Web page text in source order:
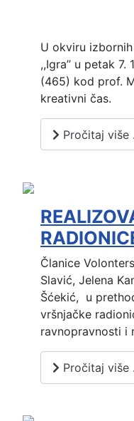
U okviru
,,Igra’’ u petak
(465) kod prof.
kreativni čas.
Pročitaj više
Članice
Slavić, Jelena
Šćekić, u
vršnjačke
ravnopravnosti i
Pročitaj više